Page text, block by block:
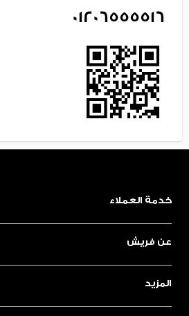
01206555516
خدمة العملاء
عن فريش
المزيد